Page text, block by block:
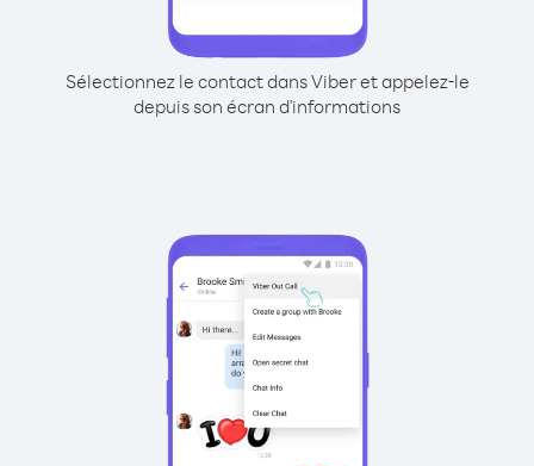
Sélectionnez le contact dans Viber et appelez-le
depuis son écran d'informations